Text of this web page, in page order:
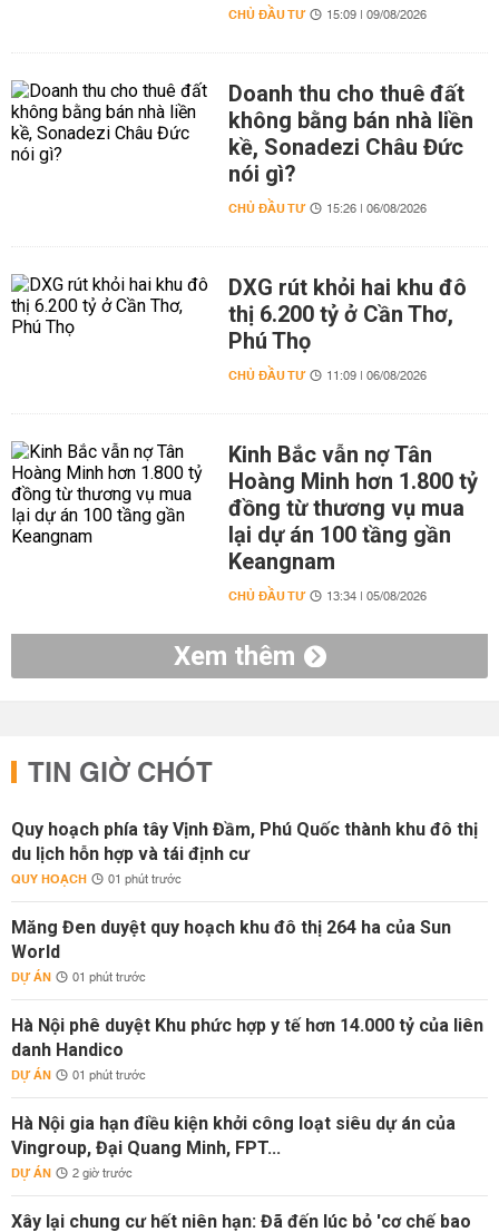
CHỦ ĐẦU TƯ 15:09 | 09/08/2026
Doanh thu cho thuê đất
không bằng bán nhà liền
kề, Sonadezi Châu Đức
nói gì?
CHỦ ĐẦU TƯ 15:26 | 06/08/2026
DXG rút khỏi hai khu đô
thị 6.200 tỷ ở Cần Thơ,
Phú Thọ
CHỦ ĐẦU TƯ 11:09 | 06/08/2026
Kinh Bắc vẫn nợ Tân
Hoàng Minh hơn 1.800 tỷ
đồng từ thương vụ mua
lại dự án 100 tầng gần
Keangnam
CHỦ ĐẦU TƯ 13:34 | 05/08/2026
Xem thêm
TIN GIỜ CHÓT
Quy hoạch phía tây Vịnh Đầm, Phú Quốc thành khu đô thị
du lịch hỗn hợp và tái định cư
QUY HOẠCH 01 phút trước
Măng Đen duyệt quy hoạch khu đô thị 264 ha của Sun
World
DỰ ÁN 01 phút trước
Hà Nội phê duyệt Khu phức hợp y tế hơn 14.000 tỷ của liên
danh Handico
DỰ ÁN 01 phút trước
Hà Nội gia hạn điều kiện khởi công loạt siêu dự án của
Vingroup, Đại Quang Minh, FPT...
DỰ ÁN 2 giờ trước
Xây lại chung cư hết niên hạn: Đã đến lúc bỏ 'cơ chế bao